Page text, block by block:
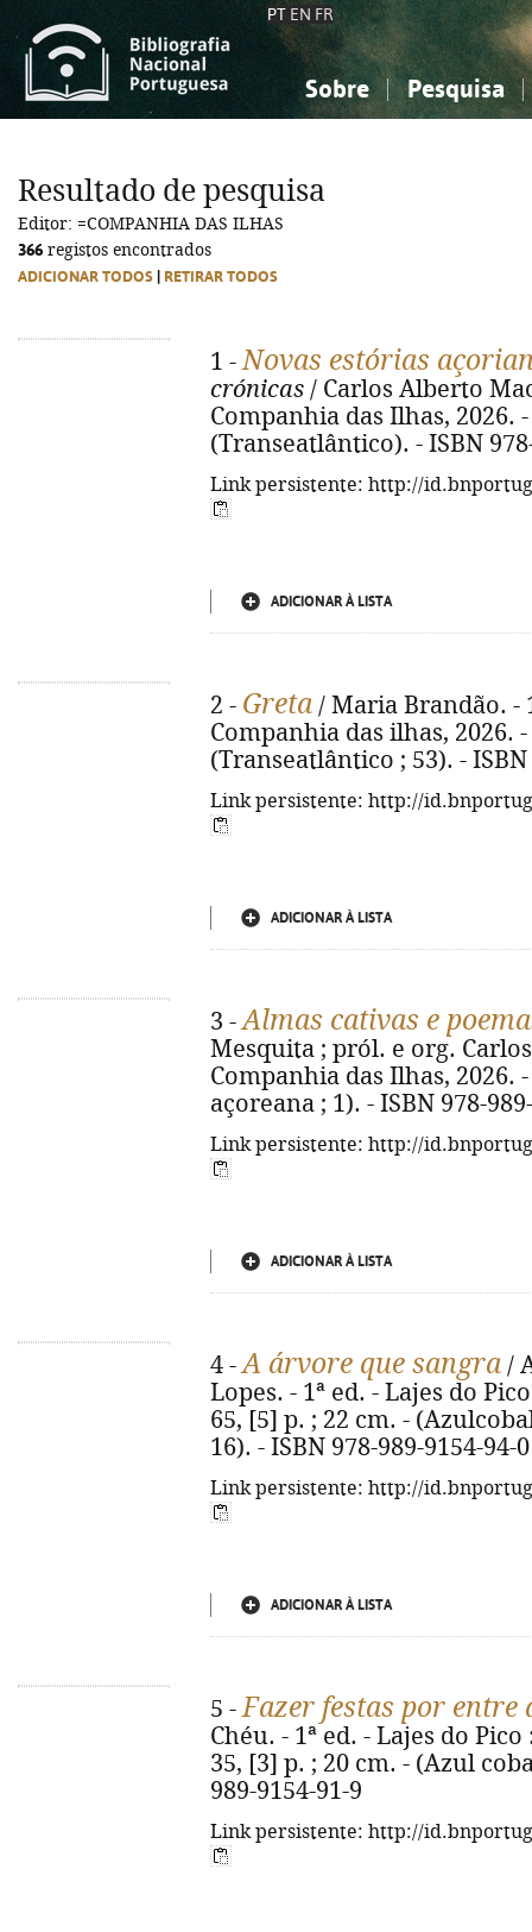
PT EN FR
Sobre Pesquisa
Ciências sociais...
Ciências sociais...
Resultado de pesquisa
Editor: =COMPANHIA DAS ILHAS
366 registos encontrados
ADICIONAR TODOS RETIRAR TODOS
1 -Novas estórias
crónicas / Carlos Alberto
Companhia das Ilhas, 2026.
(Transeatlântico). - ISBN
Link persistente: http://
ADICIONAR À LISTA
2 - Greta / Maria Brandão. -
Companhia das ilhas, 2026.
(Transeatlântico ; 53). - ISBN
Link persistente: http://
ADICIONAR À LISTA
3 -Almas cativas e
Mesquita ; pról. e org. Carlos
Companhia das Ilhas, 2026.
açoreana ; 1). - ISBN 978-
Link persistente: http://
ADICIONAR À LISTA
4 -A árvore que sangra /
Lopes. - 1ª ed. - Lajes do
65, [5] p. ; 22 cm. -
16). - ISBN 978-989-9154-94-0
Link persistente: http://
ADICIONAR À LISTA
5 -Fazer festas por entre
Chéu. - 1ª ed. - Lajes do
35, [3] p. ; 20 cm. - (Azul
989-9154-91-9
Link persistente: http://